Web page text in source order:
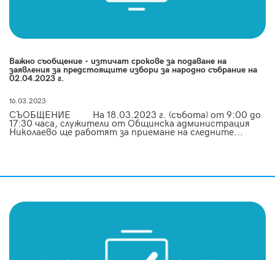
Важно съобщение - изтичат срокове за подаване на
заявления за предстоящите избори за народно събрание на
02.04.2023 г.
16.03.2023
СЪОБЩЕНИЕ На 18.03.2023 г. (събота) от 9:00 до
17:30 часа, служители от Общинска администрация
Николаево ще работят за приемане на следните...